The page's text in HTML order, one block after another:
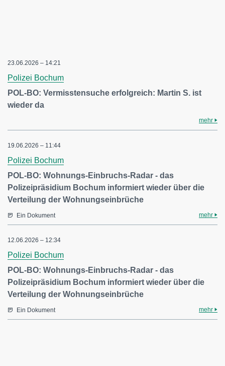
23.06.2026 – 14:21
Polizei Bochum
POL-BO: Vermisstensuche erfolgreich: Martin S. ist
wieder da
mehr
19.06.2026 – 11:44
Polizei Bochum
POL-BO: Wohnungs-Einbruchs-Radar - das
Polizeipräsidium Bochum informiert wieder über die
Verteilung der Wohnungseinbrüche
Ein Dokument mehr
12.06.2026 – 12:34
Polizei Bochum
POL-BO: Wohnungs-Einbruchs-Radar - das
Polizeipräsidium Bochum informiert wieder über die
Verteilung der Wohnungseinbrüche
Ein Dokument mehr